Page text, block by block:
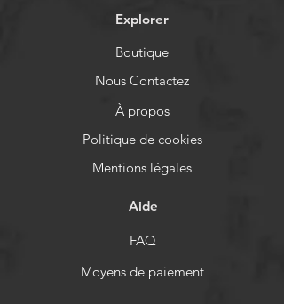
Explorer
Boutique
Nous Contactez
À propos
Politique de cookies
Mentions légales
Aide
FAQ
Moyens de paiement